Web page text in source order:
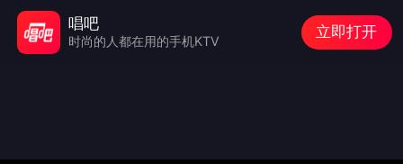
唱吧
时尚的人都在用的手机KTV
立即打开